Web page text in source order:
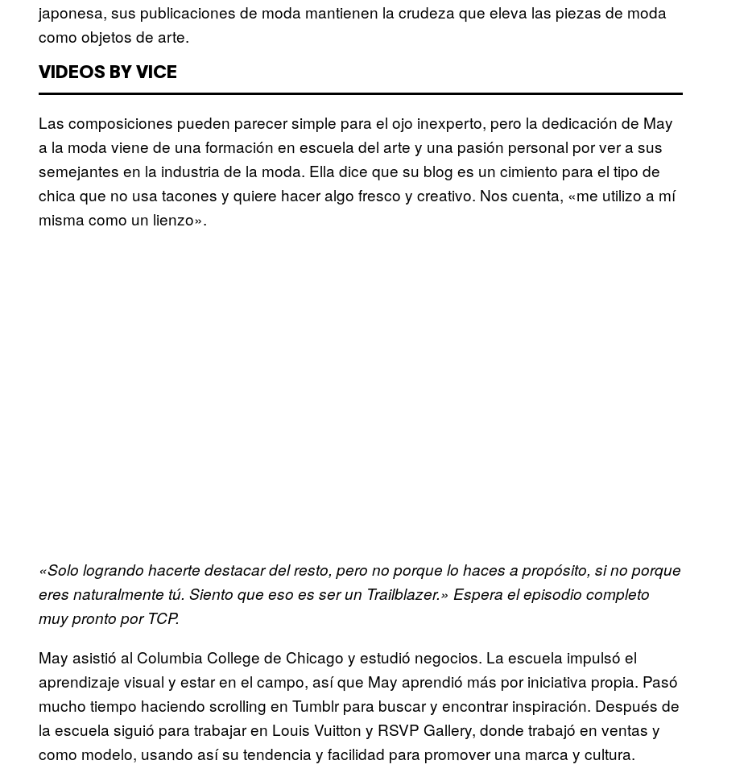
japonesa, sus publicaciones de moda mantienen la crudeza que eleva las piezas de moda
como objetos de arte.
VIDEOS BY VICE
Las composiciones pueden parecer simple para el ojo inexperto, pero la dedicación de May
a la moda viene de una formación en escuela del arte y una pasión personal por ver a sus
semejantes en la industria de la moda. Ella dice que su blog es un cimiento para el tipo de
chica que no usa tacones y quiere hacer algo fresco y creativo. Nos cuenta, «me utilizo a mí
misma como un lienzo».
«Solo logrando hacerte destacar del resto, pero no porque lo haces a propósito, si no porque
eres naturalmente tú. Siento que eso es ser un Trailblazer.» Espera el episodio completo
muy pronto por TCP.
May asistió al Columbia College de Chicago y estudió negocios. La escuela impulsó el
aprendizaje visual y estar en el campo, así que May aprendió más por iniciativa propia. Pasó
mucho tiempo haciendo scrolling en Tumblr para buscar y encontrar inspiración. Después de
la escuela siguió para trabajar en Louis Vuitton y RSVP Gallery, donde trabajó en ventas y
como modelo, usando así su tendencia y facilidad para promover una marca y cultura.